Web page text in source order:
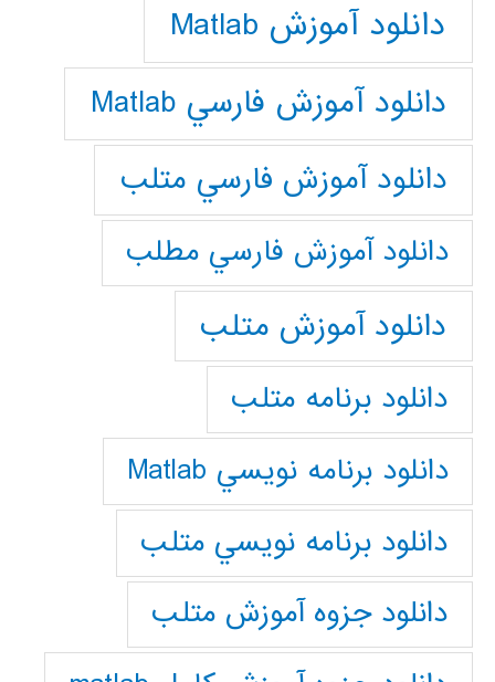
دانلود آموزش Matlab
دانلود آموزش فارسي Matlab
دانلود آموزش فارسي متلب
دانلود آموزش فارسي مطلب
دانلود آموزش متلب
دانلود برنامه متلب
دانلود برنامه نويسي Matlab
دانلود برنامه نويسي متلب
دانلود جزوه آموزش متلب